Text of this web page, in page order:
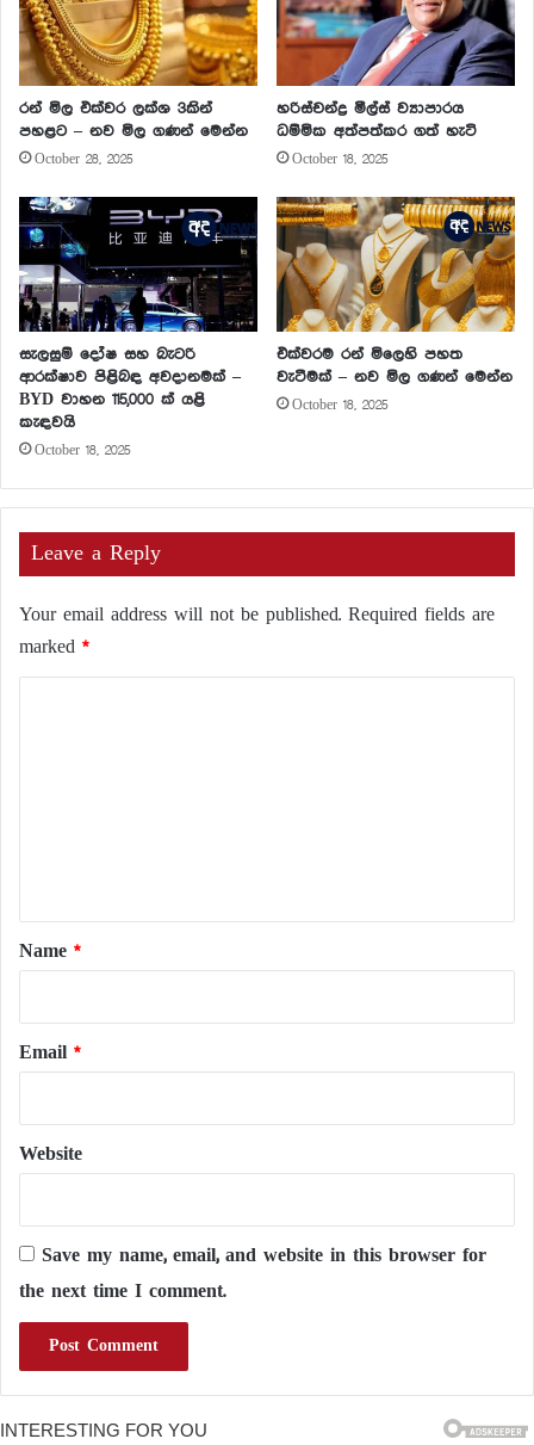
රන් මිල එක්වර ලක්ශ 3කින්
පහළට – නව මිල ගණන් මෙන්න
October 28, 2025
හරිස්චන්ද්‍ර මීල්ස් ව්‍යාපාරය
ධම්මික අත්පත්කර ගත් හැටි
October 18, 2025
සැලසුම් දෝෂ සහ බැටරි
ආරක්ෂාව පිළිබඳ අවදානමක් –
BYD වාහන 115,000 ක් යළි
කැඳවයි
October 18, 2025
එක්වරම රන් මිලෙහි පහත
වැටීමක් – නව මිල ගණන් මෙන්න
October 18, 2025
Leave a Reply
Your email address will not be published. Required fields are
marked *
*
Name *
Email *
Website
Save my name, email, and website in this browser for
the next time I comment.